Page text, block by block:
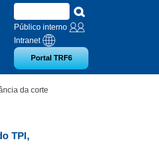
Público interno
Intranet
Portal TRF6
da corte
TPI,